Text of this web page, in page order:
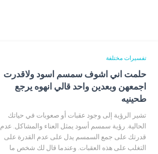
تفسيرات مختلفة
حلمت اني اشوف سمسم اسود ولاقدرت
اجمعهن وبعدين واحد قالي انهوه يرجع
طحينيه
تشير الرؤية إلى وجود عقبات أو صعوبات في حياتك
الحالية. رؤية سمسم أسود يمثل العناء والمشاكل. عدم
قدرتك على جمع السمسم يدل على عدم القدرة على
التغلب على هذه العقبات. وعندما قال لك شخص ما